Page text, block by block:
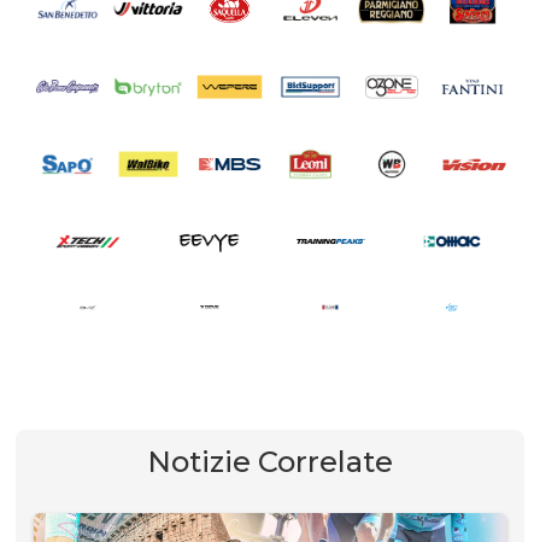
Notizie Correlate